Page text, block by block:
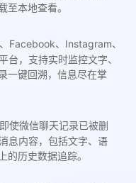
至本地查看。
Facebook、Instagram、
，支持实时监控文字、
一键回溯，信息尽在掌
使微信聊天记录已被删
息内容，包括文字、语
历史数据追踪。